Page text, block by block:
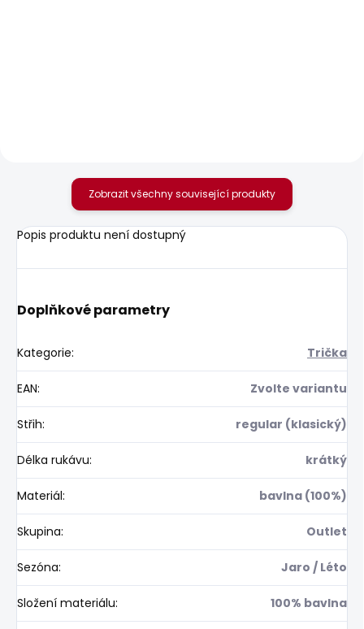
Zobrazit všechny související produkty
Popis produktu není dostupný
Doplňkové parametry
Kategorie: Trička
EAN: Zvolte variantu
Střih: regular (klasický)
Délka rukávu: krátký
Materiál: bavlna (100%)
Skupina: Outlet
Sezóna: Jaro / Léto
Složení materiálu: 100% bavlna